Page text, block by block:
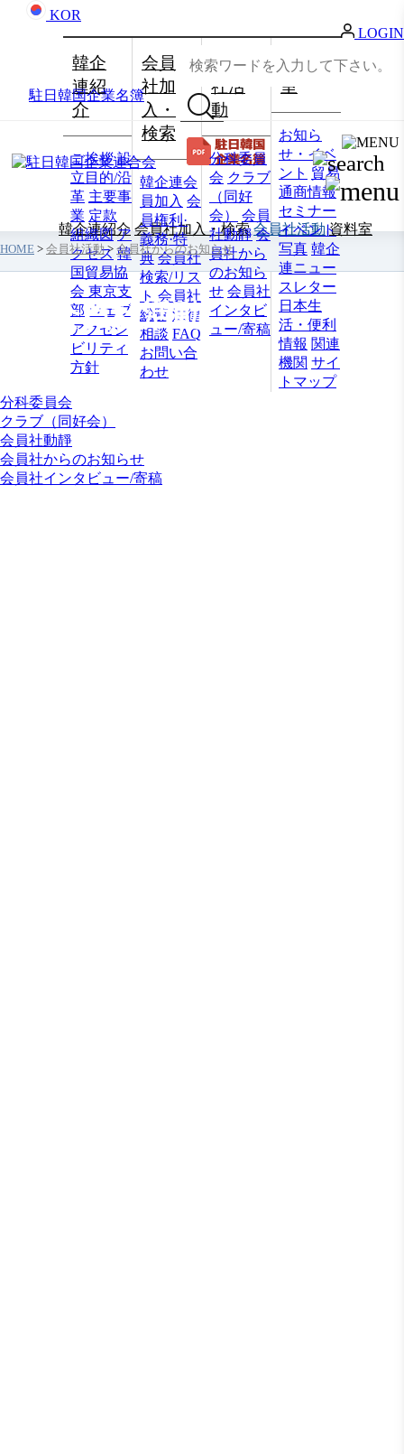
韓企
連紹
介
ご挨拶 設
立目的/沿
革 主要事
業 定款
組織図 ア
クセス 韓
国貿易協
会 東京支
部 ウェブ
アクセシ
ビリティ
方針
会員
社加
入・
検索
韓企連会
員加入 会
員権利·
義務·特
典 会員社
検索/リス
ト 会員社
総覧 法律
相談 FAQ
お問い合
わせ
会員
社活
動
分科委員
会 クラブ
（同好
会）
会員
社動靜 会
員社から
のお知ら
せ 会員社
インタビ
ュー/寄稿
資料
室
お知ら
せ・イベ
ント 貿易
通商情報
セミナー
イベント
写真 韓企
連ニュー
スレター
日本生
活・便利
情報 関連
機関 サイ
トマップ
駐日韓国企業名簿
KOR
LOGIN
韓企連紹介 会員社加入・検索 会員社活動 資料室
HOME > 会員社活動> 会員社からのお知らせ
会員社活動
分科委員会
クラブ（同好会）
会員社動靜
会員社からのお知らせ
会員社インタビュー/寄稿